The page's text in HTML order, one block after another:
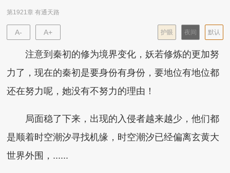
第1921章 有通天路
A- A+ 默认
夜间
护眼
注意到秦初的修为境界变化，妖若修炼的更加努
力了，现在的秦初是要身份有身份，要地位有地位都
还在努力呢，她没有不努力的理由！
局面稳了下来，出现的入侵者越来越少，他们都
是顺着时空潮汐寻找机缘，时空潮汐已经偏离玄黄大
世界外围，......